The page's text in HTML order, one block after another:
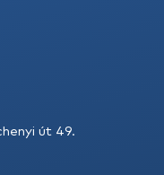
út 49.